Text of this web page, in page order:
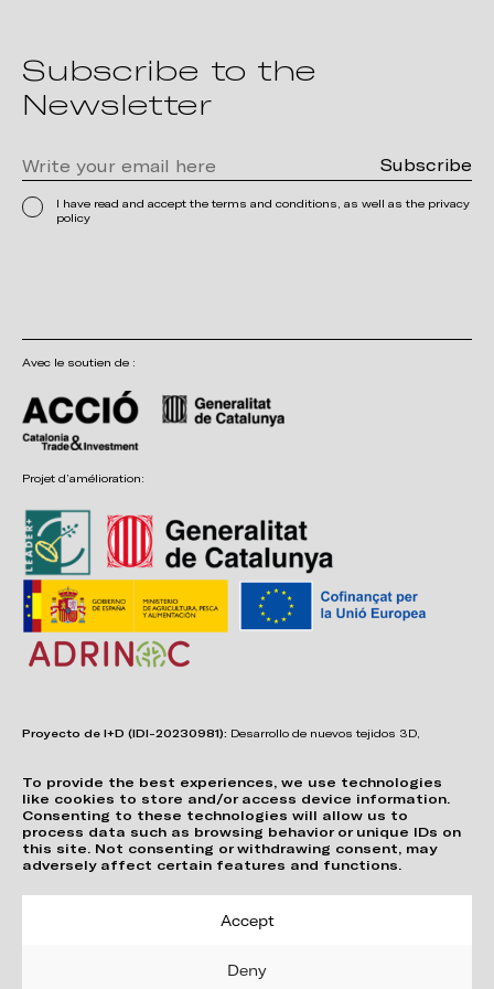
To provide the best experiences, we use technologies
like cookies to store and/or access device information.
Consenting to these technologies will allow us to
process data such as browsing behavior or unique IDs on
this site. Not consenting or withdrawing consent, may
adversely affect certain features and functions.
Accept
Deny
Subscribe to the
Newsletter
I have read and accept the terms and conditions, as well as the privacy
policy
Avec le soutien de :
Projet d’amélioration:
Proyecto de I+D (IDI-20230981): Desarrollo de nuevos tejidos 3D,